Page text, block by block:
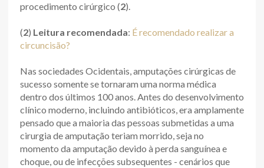
procedimento cirúrgico (2).
(2) Leitura recomendada: É recomendado realizar a
circuncisão?
Nas sociedades Ocidentais, amputações cirúrgicas de
sucesso somente se tornaram uma norma médica
dentro dos últimos 100 anos. Antes do desenvolvimento
clínico moderno, incluindo antibióticos, era amplamente
pensado que a maioria das pessoas submetidas a uma
cirurgia de amputação teriam morrido, seja no
momento da amputação devido à perda sanguínea e
choque, ou de infecções subsequentes - cenários que